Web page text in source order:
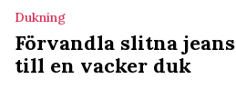
Dukning
Förvandla slitna jeans
till en vacker duk